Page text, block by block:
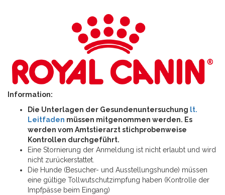
Information:
Die Unterlagen der Gesundenuntersuchung lt.
Leitfaden müssen mitgenommen werden. Es
werden vom Amtstierarzt stichprobenweise
Kontrollen durchgeführt.
Eine Stornierung der Anmeldung ist nicht erlaubt und wird
nicht zurückerstattet.
Die Hunde (Besucher- und Ausstellungshunde) müssen
eine gültige Tollwutschutzimpfung haben (Kontrolle der
Impfpässe beim Eingang)